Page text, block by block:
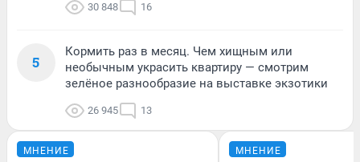
30 848 16
5
Кормить раз в месяц. Чем хищным или
необычным украсить квартиру — смотрим
зелёное разнообразие на выставке экзотики
26 945 13
МНЕНИЕ МНЕНИЕ